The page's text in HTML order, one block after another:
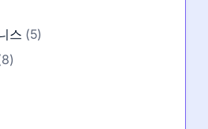
스 (5)